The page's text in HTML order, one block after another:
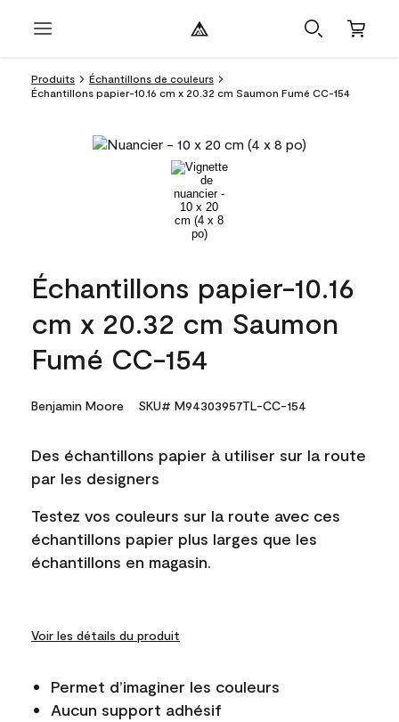
Produits
Échantillons de couleurs
Échantillons papier-10.16 cm x 20.32 cm Saumon Fumé CC-154
Échantillons papier-10.16
cm x 20.32 cm Saumon
Fumé CC-154
Benjamin Moore SKU# M94303957TL-CC-154
Des échantillons papier à utiliser sur la route
par les designers
Testez vos couleurs sur la route avec ces
échantillons papier plus larges que les
échantillons en magasin.
Voir les détails du produit
Permet d’imaginer les couleurs
Aucun support adhésif